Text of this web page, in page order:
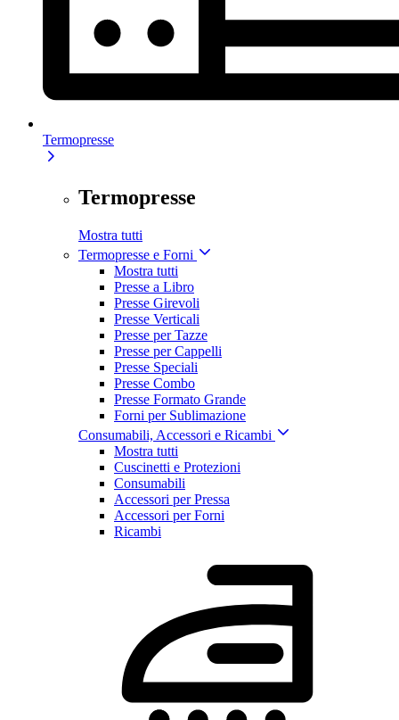
Termopresse
Termopresse
Mostra tutti
Termopresse e Forni
Mostra tutti
Presse a Libro
Presse Girevoli
Presse Verticali
Presse per Tazze
Presse per Cappelli
Presse Speciali
Presse Combo
Presse Formato Grande
Forni per Sublimazione
Consumabili, Accessori e Ricambi
Mostra tutti
Cuscinetti e Protezioni
Consumabili
Accessori per Pressa
Accessori per Forni
Ricambi